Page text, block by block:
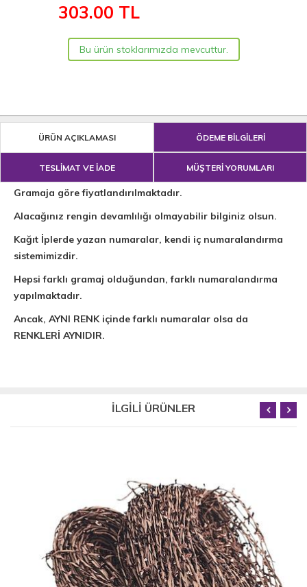
303.00 TL
Bu ürün stoklarımızda mevcuttur.
ÜRÜN AÇIKLAMASI ÖDEME BİLGİLERİ
TESLİMAT VE İADE MÜŞTERİ YORUMLARI
Gramaja göre fiyatlandırılmaktadır.
Alacağınız rengin devamlılığı olmayabilir bilginiz olsun.
Kağıt İplerde yazan numaralar, kendi iç numaralandırma
sistemimizdir.
Hepsi farklı gramaj olduğundan, farklı numaralandırma
yapılmaktadır.
Ancak, AYNI RENK içinde farklı numaralar olsa da
RENKLERİ AYNIDIR.
İLGİLİ ÜRÜNLER